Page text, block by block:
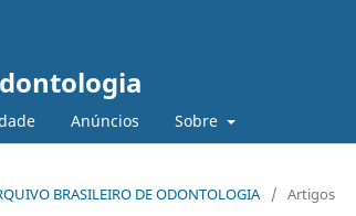
Anúncios Sobre
BRASILEIRO DE ODONTOLOGIA / Artigos